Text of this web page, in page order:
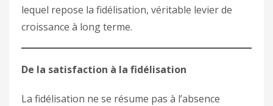
lequel repose la fidélisation, véritable levier de
croissance à long terme.
De la satisfaction à la fidélisation
La fidélisation ne se résume pas à l’absence